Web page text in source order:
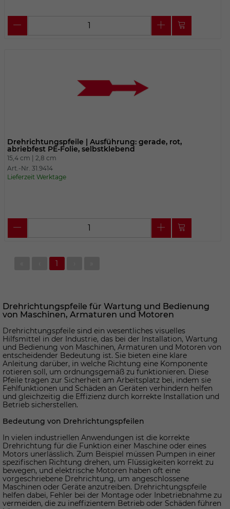
Drehrichtungspfeile | Ausführung: gerade, rot,
abriebfest PE-Folie, selbstklebend
15,4 cm | 2,8 cm
Art.-Nr. 31.9414
Lieferzeit Werktage
1
Drehrichtungspfeile für Wartung und Bedienung
von Maschinen, Armaturen und Motoren
Drehrichtungspfeile sind ein wesentliches visuelles
Hilfsmittel in der Industrie, das bei der Installation, Wartung
und Bedienung von Maschinen, Armaturen und Motoren von
entscheidender Bedeutung ist. Sie bieten eine klare
Anleitung darüber, in welche Richtung eine Komponente
rotieren soll, um ordnungsgemäß zu funktionieren. Diese
Pfeile tragen zur Sicherheit am Arbeitsplatz bei, indem sie
Fehlfunktionen und Schäden an Geräten verhindern helfen
und gleichzeitig die Effizienz durch korrekte Installation und
Betrieb sicherstellen.
Bedeutung von Drehrichtungspfeilen
In vielen industriellen Anwendungen ist die korrekte
Drehrichtung für die Funktion einer Maschine oder eines
Motors unerlässlich. Zum Beispiel müssen Pumpen in einer
spezifischen Richtung drehen, um Flüssigkeiten korrekt zu
bewegen, und elektrische Motoren haben oft eine
vorgeschriebene Drehrichtung, um angeschlossene
Maschinen oder Geräte anzutreiben. Drehrichtungspfeile
helfen dabei, Fehler bei der Montage oder Inbetriebnahme zu
vermeiden, die zu ineffizientem Betrieb oder Schäden führen